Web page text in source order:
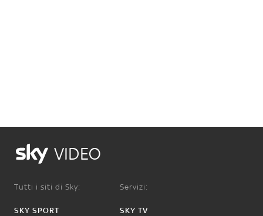
VIDEO
Tutti i siti di Sky:
SKY SPORT
Servizi:
SKY TV